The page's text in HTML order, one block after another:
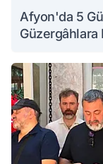
Afyon'da 5
Güzergâhlara